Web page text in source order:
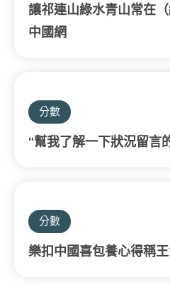
讓祁連山綠水青山常在
中國網
分數
“幫我了解一下狀況留言
分數
樂扣中國喜包養心得稱